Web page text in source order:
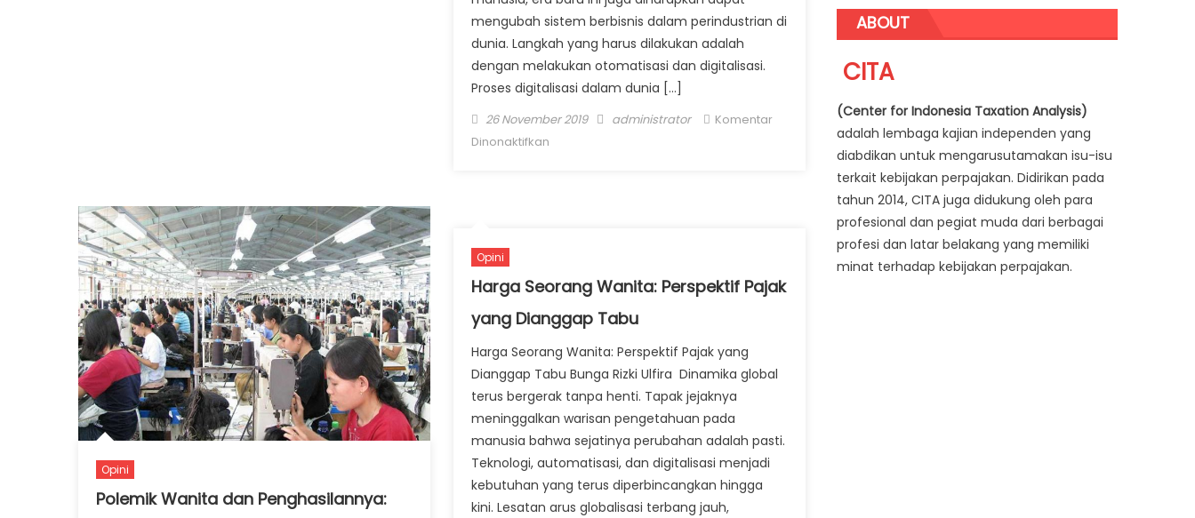
mengubah sistem berbisnis dalam perindustrian di
dunia. Langkah yang harus dilakukan adalah
dengan melakukan otomatisasi dan digitalisasi.
Proses digitalisasi dalam dunia […]
Posted on
26 November 2019 Author
administrator
Komentar
Dinonaktifkan
Opini
Polemik Wanita dan Penghasilannya:
Opini
Harga Seorang Wanita: Perspektif Pajak
yang Dianggap Tabu
Harga Seorang Wanita: Perspektif Pajak yang
Dianggap Tabu Bunga Rizki Ulfira Dinamika global
terus bergerak tanpa henti. Tapak jejaknya
meninggalkan warisan pengetahuan pada
manusia bahwa sejatinya perubahan adalah pasti.
Teknologi, automatisasi, dan digitalisasi menjadi
kebutuhan yang terus diperbincangkan hingga
kini. Lesatan arus globalisasi terbang jauh,
ABOUT
CITA
(Center for Indonesia Taxation Analysis)
adalah lembaga kajian independen yang
diabdikan untuk mengarusutamakan isu-isu
terkait kebijakan perpajakan. Didirikan pada
tahun 2014, CITA juga didukung oleh para
profesional dan pegiat muda dari berbagai
profesi dan latar belakang yang memiliki
minat terhadap kebijakan perpajakan.